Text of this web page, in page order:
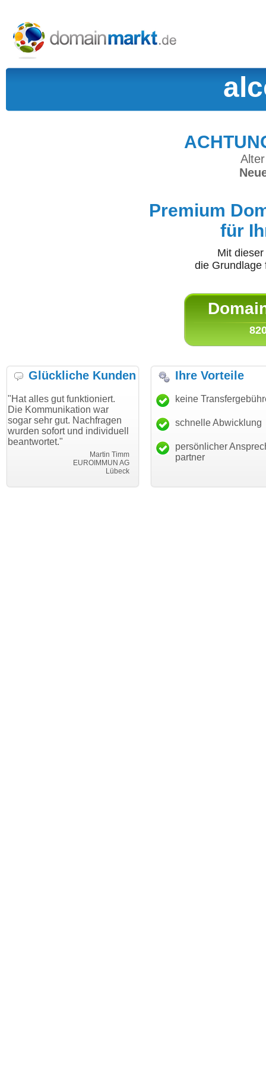
Premium
für
Mit
die
Glückliche Kunden
funktioniert.
war
gut. Nachfragen
und individuell
EUROIMMUN AG
"Danke für den schnellen
Transfer und guten Service!"
Thomas Schäfer
i can eckert communication GmbH
"Ich bin
haben.
mein
Ihre Vorteile
keine
schnelle Abwicklung
persönlicher
partner